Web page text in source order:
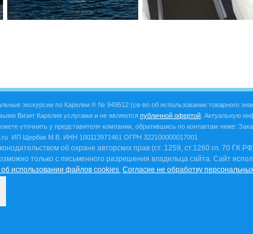
экскурсии по Карелии ® № 949512 (св-во об использовании товарного
Визит Карелия услугами и не являются публичной офертой. Актуальную
уточнить у представителя компании, обратившись по контактам ниже:
ИП Щербак М.В. ИНН 100113971461 ОГРН 322100000017001
об охране авторских прав (ст. 1259, ст.1260 гл. 70 ГК
только с письменного разрешения владельца сайта. Сайт
использовании файлов cookies Согласие не обработку